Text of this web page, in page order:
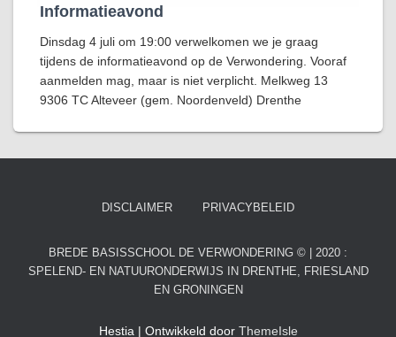
Informatieavond
Dinsdag 4 juli om 19:00 verwelkomen we je graag
tijdens de informatieavond op de Verwondering. Vooraf
aanmelden mag, maar is niet verplicht. Melkweg 13
9306 TC Alteveer (gem. Noordenveld) Drenthe
DISCLAIMER PRIVACYBELEID
BREDE BASISSCHOOL DE VERWONDERING © | 2020 :
SPELEND- EN NATUURONDERWIJS IN DRENTHE, FRIESLAND
EN GRONINGEN
Hestia | Ontwikkeld door ThemeIsle